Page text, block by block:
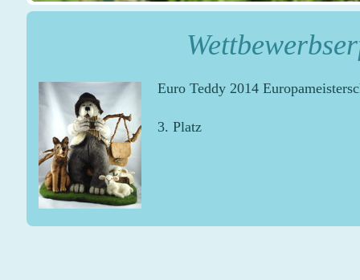
Euro Teddy 2014
3. Platz